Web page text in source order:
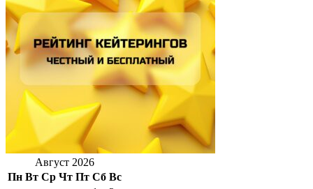
Август 2026
Пн Вт Ср Чт Пт Сб Вс